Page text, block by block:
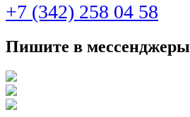
+7 (342) 258 04 58
Пишите в мессенджеры